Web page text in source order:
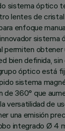
sistema óptico
lentes de
enfoque
sistema
permiten obtener
bien definida,
óptico está
sistema
de 360° que
versatilidad de
una emisión
integrado Ø 4